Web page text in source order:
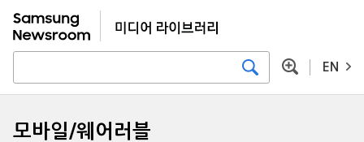
EN
모바일/웨어러블